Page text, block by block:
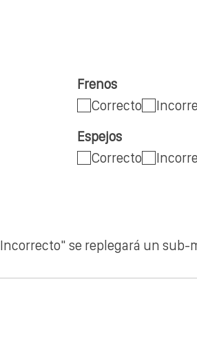
Frenos
Correcto
Espejos
Correcto
se replegará un